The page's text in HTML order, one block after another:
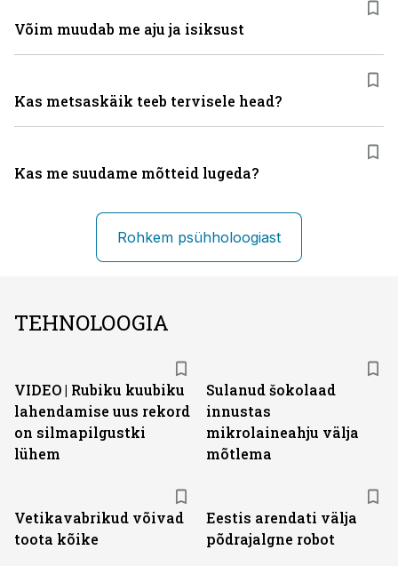
Võim muudab me aju ja isiksust
Kas metsaskäik teeb tervisele head?
Kas me suudame mõtteid lugeda?
Rohkem psühholoogiast
TEHNOLOOGIA
VIDEO | Rubiku kuubiku
lahendamise uus rekord
on silmapilgustki
lühem
Sulanud šokolaad
innustas
mikrolaineahju välja
mõtlema
Vetikavabrikud võivad
toota kõike
Eestis arendati välja
põdrajalgne robot